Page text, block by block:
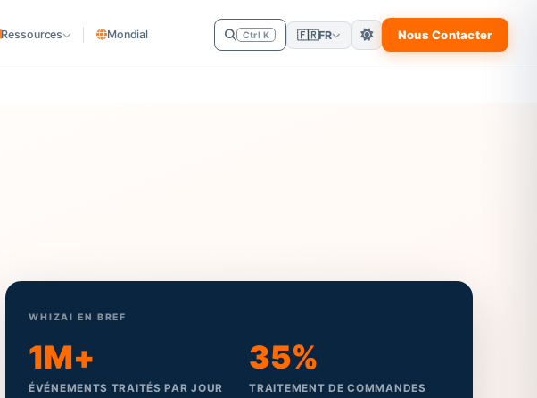
Ressources Mondial Ctrl K 🇫🇷FR Nous Contacter
WHIZAI EN BREF
1M+
ÉVÉNEMENTS TRAITÉS PAR JOUR
35%
TRAITEMENT DE COMMANDES